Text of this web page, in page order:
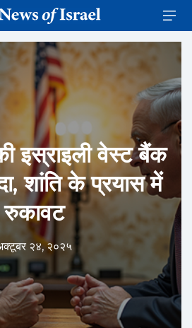
इस्राइली वेस्ट बैंक
शांति के प्रयास में
रुकावट
२४, २०२५